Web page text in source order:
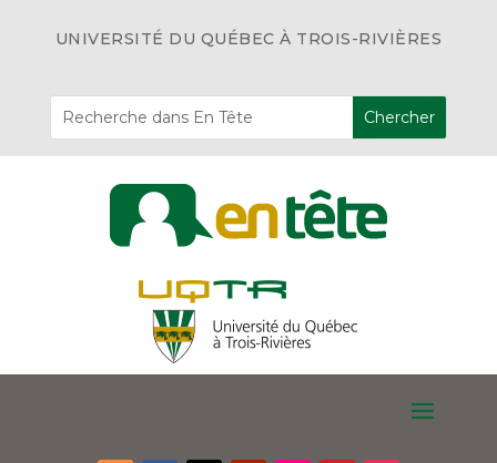
UNIVERSITÉ DU QUÉBEC À TROIS-RIVIÈRES